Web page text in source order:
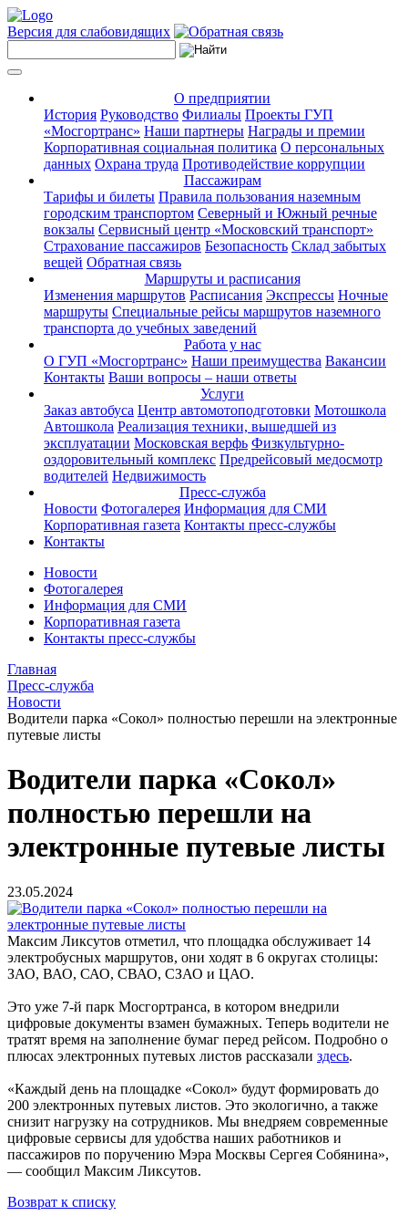
Версия для слабовидящих
О предприятии
История Руководство Филиалы Проекты ГУП
«Мосгортранс» Наши партнеры Награды и премии
Корпоративная социальная политика О персональных
данных Охрана труда Противодействие коррупции
Пассажирам
Тарифы и билеты Правила пользования наземным
городским транспортом Северный и Южный речные
вокзалы Сервисный центр «Московский транспорт»
Страхование пассажиров Безопасность Склад забытых
вещей Обратная связь
Маршруты и расписания
Изменения маршрутов Расписания Экспрессы Ночные
маршруты Специальные рейсы маршрутов наземного
транспорта до учебных заведений
Работа у нас
О ГУП «Мосгортранс» Наши преимущества Вакансии
Контакты Ваши вопросы – наши ответы
Услуги
Заказ автобуса Центр автомотоподготовки Мотошкола
Автошкола Реализация техники, вышедшей из
эксплуатации Московская верфь Физкультурно-
оздоровительный комплекс Предрейсовый медосмотр
водителей Недвижимость
Пресс-служба
Новости Фотогалерея Информация для СМИ
Корпоративная газета Контакты пресс-службы
Контакты
Новости
Фотогалерея
Информация для СМИ
Корпоративная газета
Контакты пресс-службы
Главная
Пресс-служба
Новости
Водители парка «Сокол» полностью перешли на электронные
путевые листы
Водители парка «Сокол»
полностью перешли на
электронные путевые листы
23.05.2024
Максим Ликсутов отметил, что площадка обслуживает 14
электробусных маршрутов, они ходят в 6 округах столицы:
ЗАО, ВАО, САО, СВАО, СЗАО и ЦАО.
Это уже 7-й парк Мосгортранса, в котором внедрили
цифровые документы взамен бумажных. Теперь водители не
тратят время на заполнение бумаг перед рейсом. Подробно о
плюсах электронных путевых листов рассказали здесь.
«Каждый день на площадке «Сокол» будут формировать до
200 электронных путевых листов. Это экологично, а также
снизит нагрузку на сотрудников. Мы внедряем современные
цифровые сервисы для удобства наших работников и
пассажиров по поручению Мэра Москвы Сергея Собянина»,
— сообщил Максим Ликсутов.
Возврат к списку